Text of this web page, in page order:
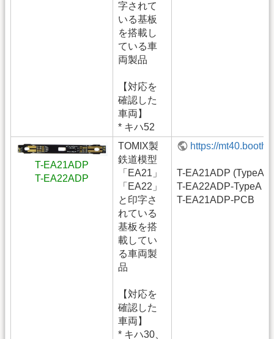
字されて
いる基板
を搭載し
ている車
両製品
【対応を
確認した
車両】
* キハ52
T-EA21ADP
T-EA22ADP
TOMIX製
鉄道模型
「EA21」
「EA22」
と印字さ
れている
基板を搭
載してい
る車両製
品
【対応を
確認した
車両】
* キハ30、
https://
T-EA21ADP (TypeA)
T-EA22ADP-TypeA
T-EA21ADP-PCB